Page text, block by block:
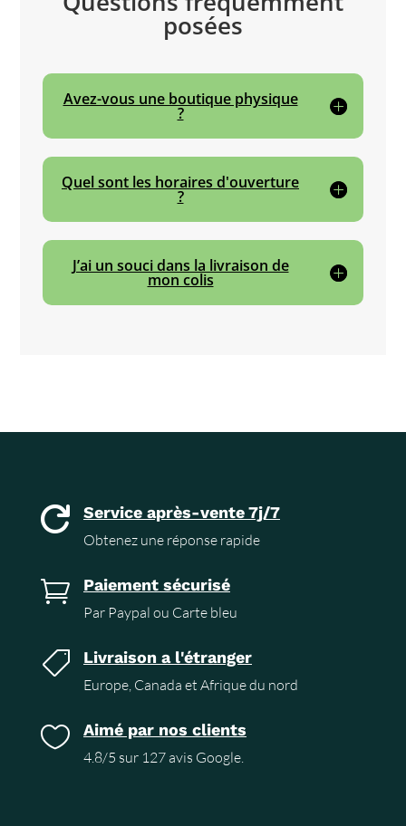
posées
Avez-vous une boutique physique
?
Quel sont les horaires d'ouverture
?
J’ai un souci dans la livraison de
mon colis
 Service après-vente 7j/7
Obtenez une réponse rapide
 Paiement sécurisé
Par Paypal ou Carte bleu
 Livraison a l'étranger
Europe, Canada et Afrique du nord
 Aimé par nos clients
4.8/5 sur 127 avis Google.